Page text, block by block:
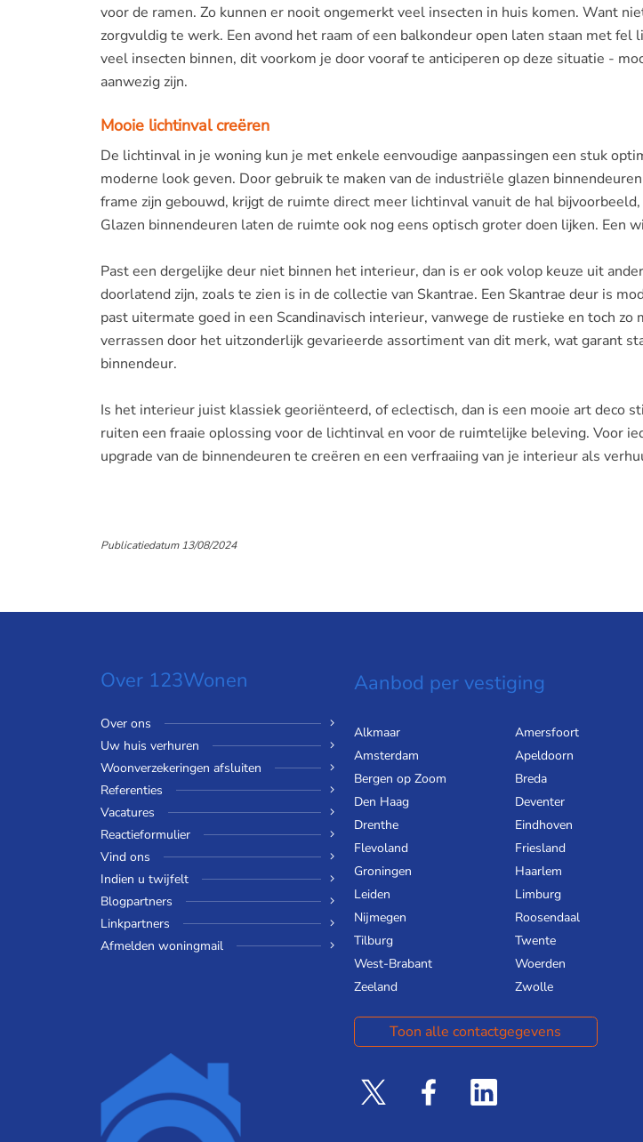
voor de ramen. Zo kunnen er nooit ongemerkt veel insecten in huis komen. Want
zorgvuldig te werk. Een avond het raam of een balkondeur open laten staan met fel
veel insecten binnen, dit voorkom je door vooraf te anticiperen op deze situatie -
aanwezig zijn.
Mooie lichtinval creëren
De lichtinval in je woning kun je met enkele eenvoudige aanpassingen een stuk
moderne look geven. Door gebruik te maken van de industriële glazen
frame zijn gebouwd, krijgt de ruimte direct meer lichtinval vanuit de hal
Glazen binnendeuren laten de ruimte ook nog eens optisch groter doen lijken. Een
Past een dergelijke deur niet binnen het interieur, dan is er ook volop keuze uit
doorlatend zijn, zoals te zien is in de collectie van Skantrae. Een Skantrae deur is
past uitermate goed in een Scandinavisch interieur, vanwege de rustieke en toch zo
verrassen door het uitzonderlijk gevarieerde assortiment van dit merk, wat garant
binnendeur.
Is het interieur juist klassiek georiënteerd, of eclectisch, dan is een mooie art deco
ruiten een fraaie oplossing voor de lichtinval en voor de ruimtelijke beleving. Voor
upgrade van de binnendeuren te creëren en een verfraaiing van je interieur als
Publicatiedatum 13/08/2024
Over 123Wonen
Over ons
Uw huis verhuren
Woonverzekeringen afsluiten
Referenties
Vacatures
Reactieformulier
Vind ons
Indien u twijfelt
Blogpartners
Linkpartners
Afmelden woningmail
Aanbod per vestiging
Alkmaar Amersfoort
Amsterdam
Apeldoorn
Bergen op Zoom
Breda
Den Haag
Deventer
Drenthe
Eindhoven
Flevoland
Friesland
Groningen
Haarlem
Leiden
Limburg
Nijmegen
Roosendaal
Tilburg
Twente
West-Brabant
Woerden
Zeeland
Zwolle
Toon alle contactgegevens